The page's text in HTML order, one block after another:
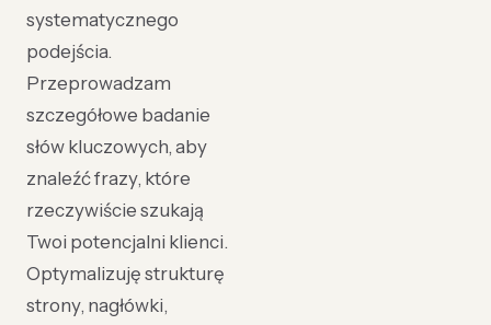
systematycznego
podejścia.
Przeprowadzam
szczegółowe badanie
słów kluczowych, aby
znaleźć frazy, które
rzeczywiście szukają
Twoi potencjalni klienci.
Optymalizuję strukturę
strony, nagłówki,